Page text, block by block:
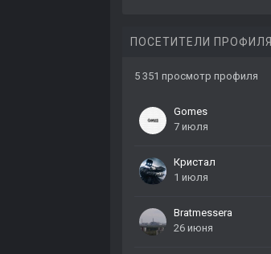
ПОСЕТИТЕЛИ ПРОФИЛЯ
5 351 просмотр профиля
Gomes
7 июля
Кристал
1 июля
Bratmessera
26 июня